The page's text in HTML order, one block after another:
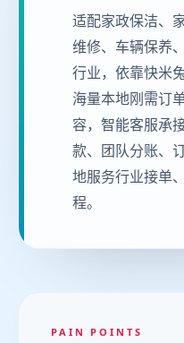
适配家政保洁、
维修、车辆保养
行业，依靠快米
海量本地刚需订
容，智能客服承
款、团队分账、
地服务行业接单
程。
PAIN POINTS